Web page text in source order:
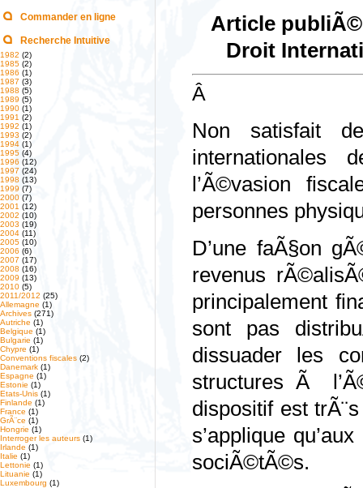
Commander en ligne
Recherche Intuitive
1982 (2)
1985 (2)
1986 (1)
1987 (3)
1988 (5)
1989 (5)
1990 (1)
1991 (2)
1992 (1)
1993 (2)
1994 (1)
1995 (4)
1996 (12)
1997 (24)
1998 (13)
1999 (7)
2000 (7)
2001 (12)
2002 (10)
2003 (19)
2004 (11)
2005 (10)
2006 (6)
2007 (17)
2008 (16)
2009 (13)
2010 (5)
2011/2012 (25)
Allemagne (1)
Archives (271)
Autriche (1)
Belgique (1)
Bulgarie (1)
Chypre (1)
Conventions fiscales (2)
Danemark (1)
Espagne (1)
Estonie (1)
Etats-Unis (1)
Finlande (1)
France (1)
GrÃ¨ce (1)
Hongrie (1)
Interroger les auteurs (1)
Irlande (1)
Italie (1)
Lettonie (1)
Lituanie (1)
Luxembourg (1)
Article
Droit
Â
Non satisfait
l’Ã©vasion
personnes
D’une faÃ§on
revenus
principalement
sont pas
dissuader les
structures Ã
dispositif est
s’applique
sociÃ©tÃ©s.